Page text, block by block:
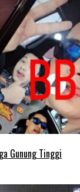
Gunung Tinggi